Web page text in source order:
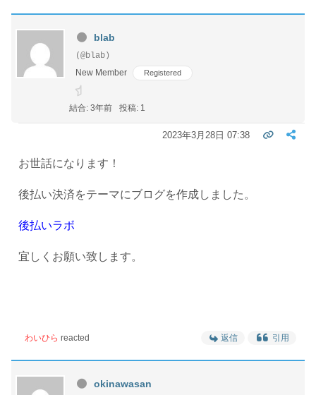
blab
(@blab)
New Member
Registered
結合: 3年前 投稿: 1
2023年3月28日 07:38
お世話になります！
後払い決済をテーマにブログを作成しました。
後払いラボ
宜しくお願い致します。
わいひら reacted 返信 引用
okinawasan